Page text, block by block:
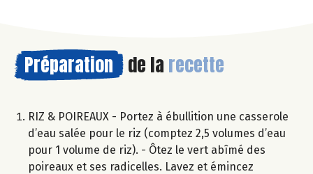
Préparation de la recette
RIZ & POIREAUX - Portez à ébullition une casserole
d’eau salée pour le riz (comptez 2,5 volumes d’eau
pour 1 volume de riz). - Ôtez le vert abîmé des
poireaux et ses radicelles. Lavez et émincez